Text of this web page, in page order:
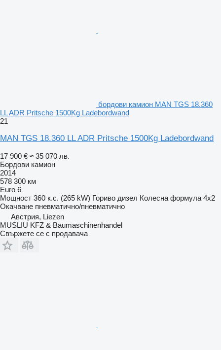
бордови камион MAN TGS 18.360
LL ADR Pritsche 1500Kg Ladebordwand
21
MAN TGS 18.360 LL ADR Pritsche 1500Kg Ladebordwand
17 900 € ≈ 35 070 лв.
Бордови камион
2014
578 300 км
Euro 6
Мощност 360 к.с. (265 kW) Гориво дизел Колесна формула 4x2
Окачване пневматично/пневматично
Австрия, Liezen
MUSLIU KFZ & Baumaschinenhandel
Свържете се с продавача